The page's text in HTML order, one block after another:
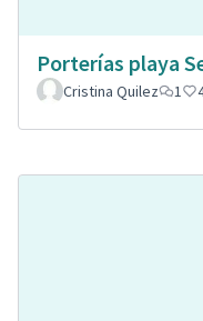
Porterías playa
Cristina Quilez
1